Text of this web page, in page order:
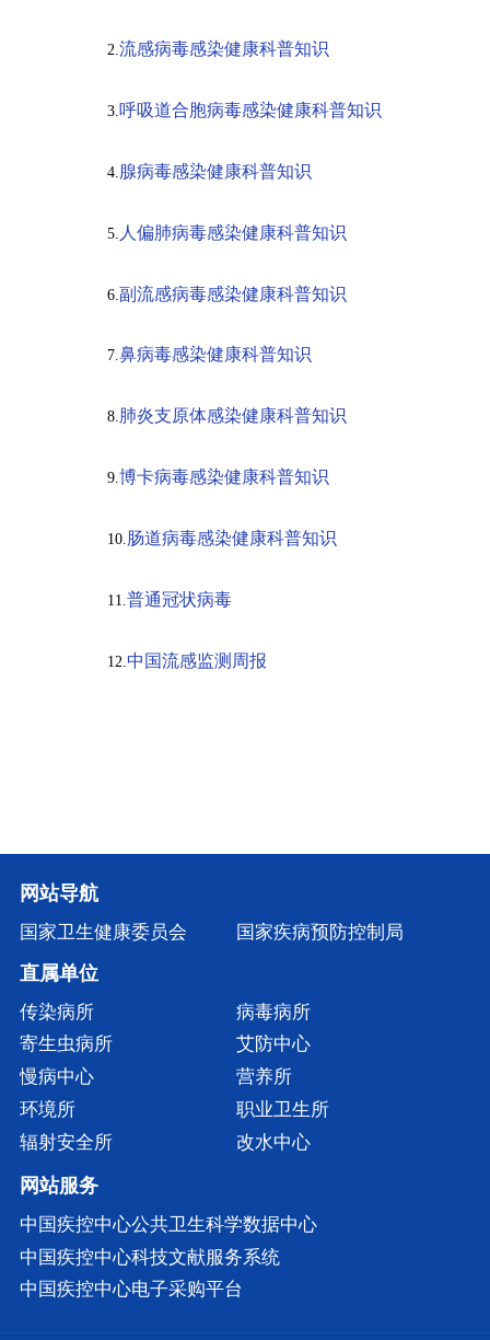
2. 流感病毒感染健康科普知识
3. 呼吸道合胞病毒感染健康科普知识
4. 腺病毒感染健康科普知识
5. 人偏肺病毒感染健康科普知识
6. 副流感病毒感染健康科普知识
7.鼻病毒感染健康科普知识
8.肺炎支原体感染健康科普知识
9.博卡病毒感染健康科普知识
10.肠道病毒感染健康科普知识
11.普通冠状病毒
12.中国流感监测周报
网站导航
国家卫生健康委员会 国家疾病预防控制局
直属单位
传染病所
病毒病所
寄生虫病所
艾防中心
慢病中心
营养所
环境所
职业卫生所
辐射安全所
改水中心
网站服务
中国疾控中心公共卫生科学数据中心
中国疾控中心科技文献服务系统
中国疾控中心电子采购平台